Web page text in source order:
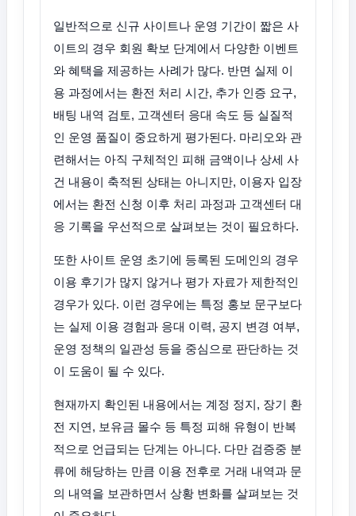
일반적으로 신규 사이트나 운영 기간이 짧은 사
이트의 경우 회원 확보 단계에서 다양한 이벤트
와 혜택을 제공하는 사례가 많다. 반면 실제 이
용 과정에서는 환전 처리 시간, 추가 인증 요구,
배팅 내역 검토, 고객센터 응대 속도 등 실질적
인 운영 품질이 중요하게 평가된다. 마리오와 관
련해서는 아직 구체적인 피해 금액이나 상세 사
건 내용이 축적된 상태는 아니지만, 이용자 입장
에서는 환전 신청 이후 처리 과정과 고객센터 대
응 기록을 우선적으로 살펴보는 것이 필요하다.
또한 사이트 운영 초기에 등록된 도메인의 경우
이용 후기가 많지 않거나 평가 자료가 제한적인
경우가 있다. 이런 경우에는 특정 홍보 문구보다
는 실제 이용 경험과 응대 이력, 공지 변경 여부,
운영 정책의 일관성 등을 중심으로 판단하는 것
이 도움이 될 수 있다.
현재까지 확인된 내용에서는 계정 정지, 장기 환
전 지연, 보유금 몰수 등 특정 피해 유형이 반복
적으로 언급되는 단계는 아니다. 다만 검증중 분
류에 해당하는 만큼 이용 전후로 거래 내역과 문
의 내역을 보관하면서 상황 변화를 살펴보는 것